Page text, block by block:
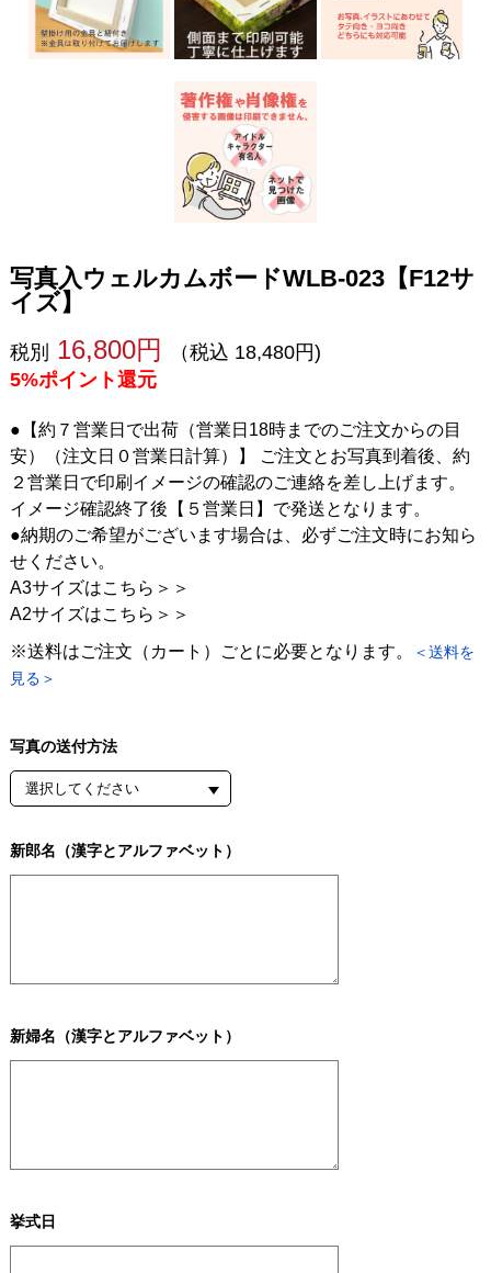
写真入ウェルカムボードWLB-023【F12サ
イズ】
税別 16,800円
（税込 18,480円)
5%ポイント還元
●【約７営業日で出荷（営業日18時までのご注文からの目
安）（注文日０営業日計算）】 ご注文とお写真到着後、約
２営業日で印刷イメージの確認のご連絡を差し上げます。
イメージ確認終了後【５営業日】で発送となります。
●納期のご希望がございます場合は、必ずご注文時にお知ら
せください。
A3サイズはこちら＞＞
A2サイズはこちら＞＞
※送料はご注文（カート）ごとに必要となります。
＜送料を
見る＞
写真の送付方法
新郎名（漢字とアルファベット）
新婦名（漢字とアルファベット）
挙式日